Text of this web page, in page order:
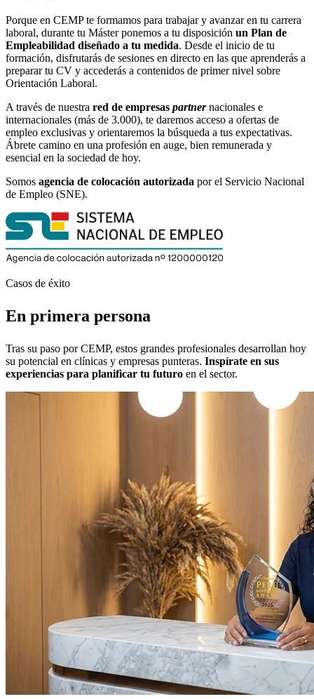
Porque en CEMP te formamos para trabajar y avanzar en tu carrera
laboral, durante tu Máster ponemos a tu disposición un Plan de
Empleabilidad diseñado a tu medida. Desde el inicio de tu
formación, disfrutarás de sesiones en directo en las que aprenderás a
preparar tu CV y accederás a contenidos de primer nivel sobre
Orientación Laboral.
A través de nuestra red de empresas partnernacionales e
internacionales (más de 3.000), te daremos acceso a ofertas de
empleo exclusivas y orientaremos la búsqueda a tus expectativas.
Ábrete camino en una profesión en auge, bien remunerada y
esencial en la sociedad de hoy.
Somos agencia de colocación autorizada por el Servicio Nacional
de Empleo (SNE).
Casos de éxito
En primera persona
Tras su paso por CEMP, estos grandes profesionales desarrollan hoy
su potencial en clínicas y empresas punteras. Inspírate en sus
experiencias para planificar tu futuro en el sector.